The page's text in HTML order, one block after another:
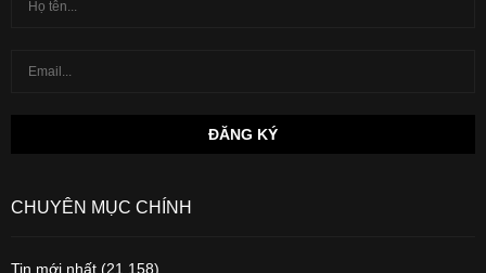
CHUYÊN MỤC CHÍNH
Tin mới nhất (21,158)